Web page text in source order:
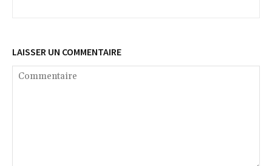
LAISSER UN COMMENTAIRE